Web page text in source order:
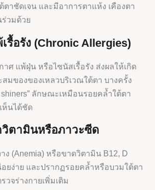
ตาชัดเจน และมีอาการตาแห้ง เคืองตา
วมด้วย
รื้อรัง (Chronic Allergies)
ศ แพ้ฝุ่น หรือไซนัสเรื้อรัง ส่งผลให้เกิด
สมของของเหลวบริเวณใต้ตา บางครั้ง
shiners” ลักษณะเหมือนรอยคล้ำใต้ตา
ห็นได้ชัด
ตามินหรือภาวะซีด
ง (Anemia) หรือขาดวิตามิน B12, D
ยง่าย และปรากฏรอยคล้ำหรือบวมใต้ตา
วจร่างกายเพิ่มเติม